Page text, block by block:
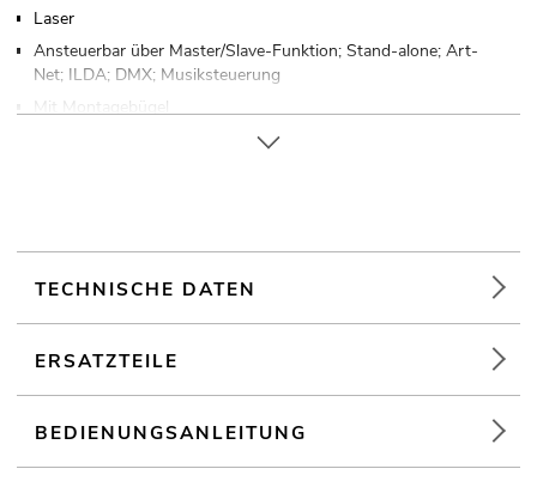
Laser
Ansteuerbar über Master/Slave-Funktion; Stand-alone; Art-
Net; ILDA; DMX; Musiksteuerung
Mit Montagebügel
Montagebügel
Der Artikel wird vormontiert ausgeliefert
TECHNISCHE DATEN
ERSATZTEILE
BEDIENUNGSANLEITUNG